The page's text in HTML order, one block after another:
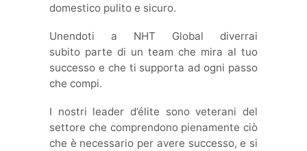
domestico pulito e sicuro.
Unendoti a NHT Global diverrai
subito parte di un team che mira al tuo
successo e che ti supporta ad ogni passo
che compi.
I nostri leader d’élite sono veterani del
settore che comprendono pienamente ciò
che è necessario per avere successo, e si